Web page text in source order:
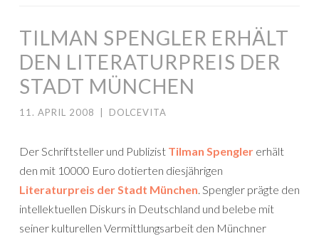
TILMAN SPENGLER ERHÄLT
DEN LITERATURPREIS DER
STADT MÜNCHEN
11. APRIL 2008 DOLCEVITA
Der Schriftsteller und Publizist Tilman Spengler erhält
den mit 10000 Euro dotierten diesjährigen
Literaturpreis der Stadt München. Spengler prägte den
intellektuellen Diskurs in Deutschland und belebe mit
seiner kulturellen Vermittlungsarbeit den Münchner